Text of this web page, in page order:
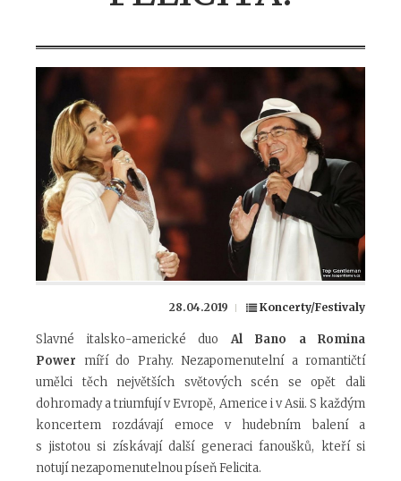
28.04.2019 Koncerty/Festivaly
Slavné italsko-americké duo
Al Bano a Romina
Power
míří do Prahy. Nezapomenutelní a romantičtí
umělci těch největších světových scén se opět dali
dohromady a triumfují v Evropě, Americe i v Asii. S každým
koncertem rozdávají emoce v hudebním balení a
s jistotou si získávají další generaci fanoušků, kteří si
notují nezapomenutelnou píseň Felicita.